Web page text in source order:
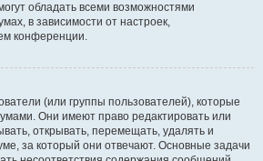
обладать всеми возможностями
в зависимости от настроек,
конференции.
(или группы пользователей), которые
Они имеют право редактировать или
открывать, перемещать, удалять и
за который они отвечают. Основные задачи